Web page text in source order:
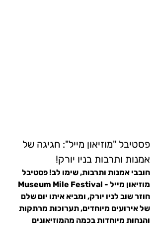
פסטיבל "מוזיאון מייל": חגיגה של
אמנות ותרבות בניו יורק!
חובבי אמנות ותרבות, שימו לב! פסטיבל
חוזר שוב לניו יורק, ומביא איתו יום שלם
של אירועים מיוחדים, תערוכות מרתקות
והנחות מיוחדות בכמה מהמוזיאונים